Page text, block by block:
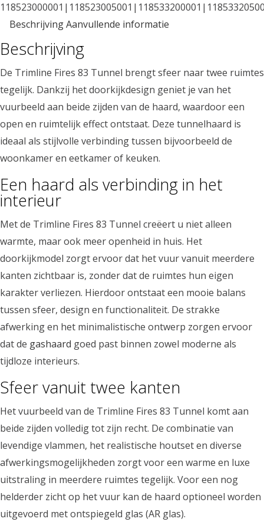
BeschrijvingAanvullende informatie
Beschrijving
De Trimline Fires 83 Tunnel brengt sfeer naar twee ruimtes
tegelijk. Dankzij het doorkijkdesign geniet je van het
vuurbeeld aan beide zijden van de haard, waardoor een
open en ruimtelijk effect ontstaat. Deze tunnelhaard is
ideaal als stijlvolle verbinding tussen bijvoorbeeld de
woonkamer en eetkamer of keuken.
Een haard als verbinding in het
interieur
Met de Trimline Fires 83 Tunnel creëert u niet alleen
warmte, maar ook meer openheid in huis. Het
doorkijkmodel zorgt ervoor dat het vuur vanuit meerdere
kanten zichtbaar is, zonder dat de ruimtes hun eigen
karakter verliezen. Hierdoor ontstaat een mooie balans
tussen sfeer, design en functionaliteit. De strakke
afwerking en het minimalistische ontwerp zorgen ervoor
dat de gashaard goed past binnen zowel moderne als
tijdloze interieurs.
Sfeer vanuit twee kanten
Het vuurbeeld van de Trimline Fires 83 Tunnel komt aan
beide zijden volledig tot zijn recht. De combinatie van
levendige vlammen, het realistische houtset en diverse
afwerkingsmogelijkheden zorgt voor een warme en luxe
uitstraling in meerdere ruimtes tegelijk. Voor een nog
helderder zicht op het vuur kan de haard optioneel worden
uitgevoerd met ontspiegeld glas (AR glas).